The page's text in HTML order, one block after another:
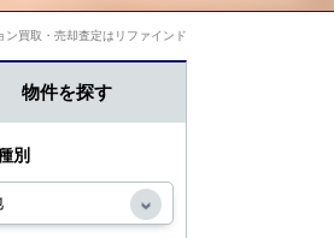
ン買取・売却査定はリファインド
物件を探す
別